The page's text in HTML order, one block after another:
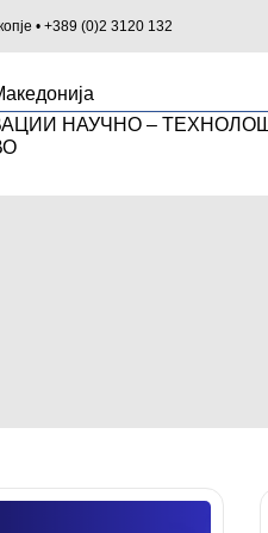
• +389 (0)2 3120 132
НАУЧНО –